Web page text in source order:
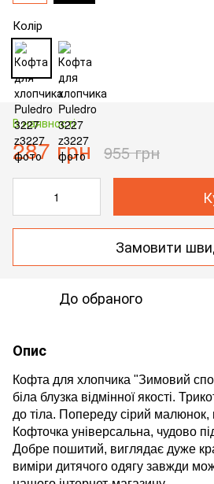
Колір
В наявності
287 грн 955 грн
Замовити
До обраного
Опис
Кофта для хлопчика "Зимовий
біла блузка відмінної якості.
до тіла. Попереду сірий
Кофточка універсальна, чудово
Добре пошитий, виглядає дуже
виміри дитячого одягу завжди